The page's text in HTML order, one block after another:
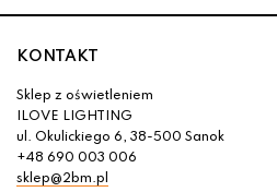
KONTAKT
Sklep z oświetleniem
ILOVE LIGHTING
ul. Okulickiego 6, 38-500 Sanok
+48 690 003 006
sklep@2bm.pl